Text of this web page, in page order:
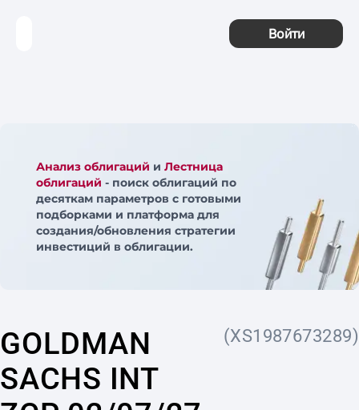
Войти
Анализ облигаций и Лестница
облигаций - поиск облигаций по
десяткам параметров с готовыми
подборками и платформа для
создания/обновления стратегии
инвестиций в облигации.
GOLDMAN
SACHS INT
(XS1987673289)